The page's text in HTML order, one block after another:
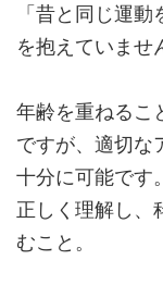
「昔と同じ運
を抱えていませ
年齢を重ねるこ
ですが、適切な
十分に可能です
正しく理解し、
むこと。